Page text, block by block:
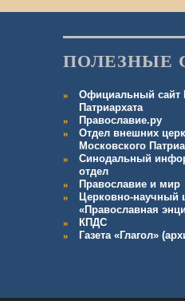
ПОЛЕЗНЫЕ
Официальный сайт
Патриархата
Православие.ру
Отдел внешних
Московского
Синодальный
отдел
Православие и мир
Церковно-научный
«Православная
КПДС
Газета «Глагол»